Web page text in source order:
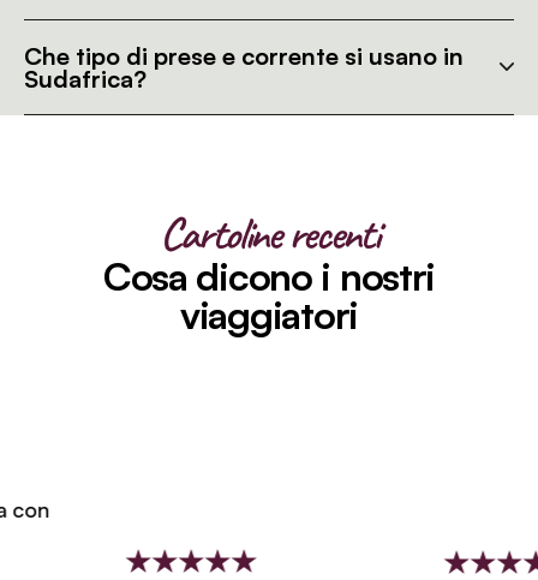
Che tipo di prese e corrente si usano in
Sudafrica?
Cartoline recenti
Cosa dicono i nostri
viaggiatori